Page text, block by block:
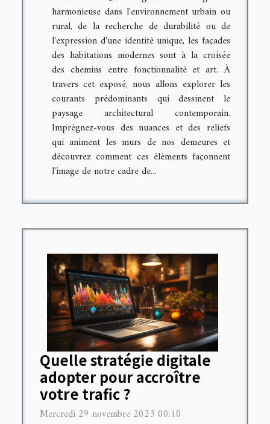
harmonieuse dans l'environnement urbain ou
rural, de la recherche de durabilité ou de
l'expression d'une identité unique, les façades
des habitations modernes sont à la croisée
des chemins entre fonctionnalité et art. À
travers cet exposé, nous allons explorer les
courants prédominants qui dessinent le
paysage architectural contemporain.
Imprégnez-vous des nuances et des reliefs
qui animent les murs de nos demeures et
découvrez comment ces éléments façonnent
l'image de notre cadre de...
Quelle stratégie digitale
adopter pour accroître
votre trafic ?
Mercredi 29 novembre 2023 00:10